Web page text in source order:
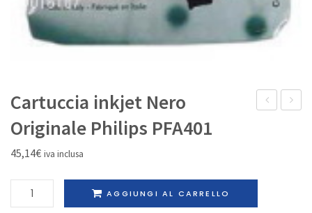
Cartuccia inkjet Nero
Originale Philips PFA401
45,14€ iva inclusa
Cartuccia
inkjet
AGGIUNGI AL CARRELLO